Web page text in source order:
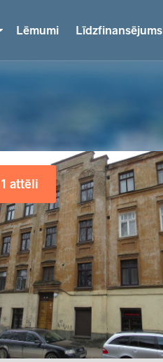
Lēmumi Līdzfinansējums
1 attēli